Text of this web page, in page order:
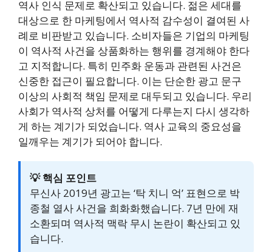
역사 인식 문제로 확산되고 있습니다. 젊은 세대를
대상으로 한 마케팅에서 역사적 감수성이 결여된 사
례로 비판받고 있습니다. 소비자들은 기업의 마케팅
이 역사적 사건을 상품화하는 행위를 경계해야 한다
고 지적합니다. 특히 민주화 운동과 관련된 사건은
신중한 접근이 필요합니다. 이는 단순한 광고 문구
이상의 사회적 책임 문제로 대두되고 있습니다. 우리
사회가 역사적 상처를 어떻게 다루는지 다시 생각하
게 하는 계기가 되었습니다. 역사 교육의 중요성을
일깨우는 계기가 되어야 합니다.
💡 핵심 포인트
무신사 2019년 광고는 ‘탁 치니 억’ 표현으로 박
종철 열사 사건을 희화화했습니다. 7년 만에 재
소환되며 역사적 맥락 무시 논란이 확산되고 있
습니다.